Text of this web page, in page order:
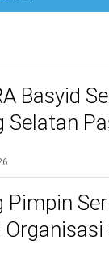
Basyid
Selatan
Pimpin